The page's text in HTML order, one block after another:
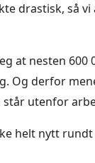
drastisk, så
at nesten 600
Og derfor
utenfor
helt nytt